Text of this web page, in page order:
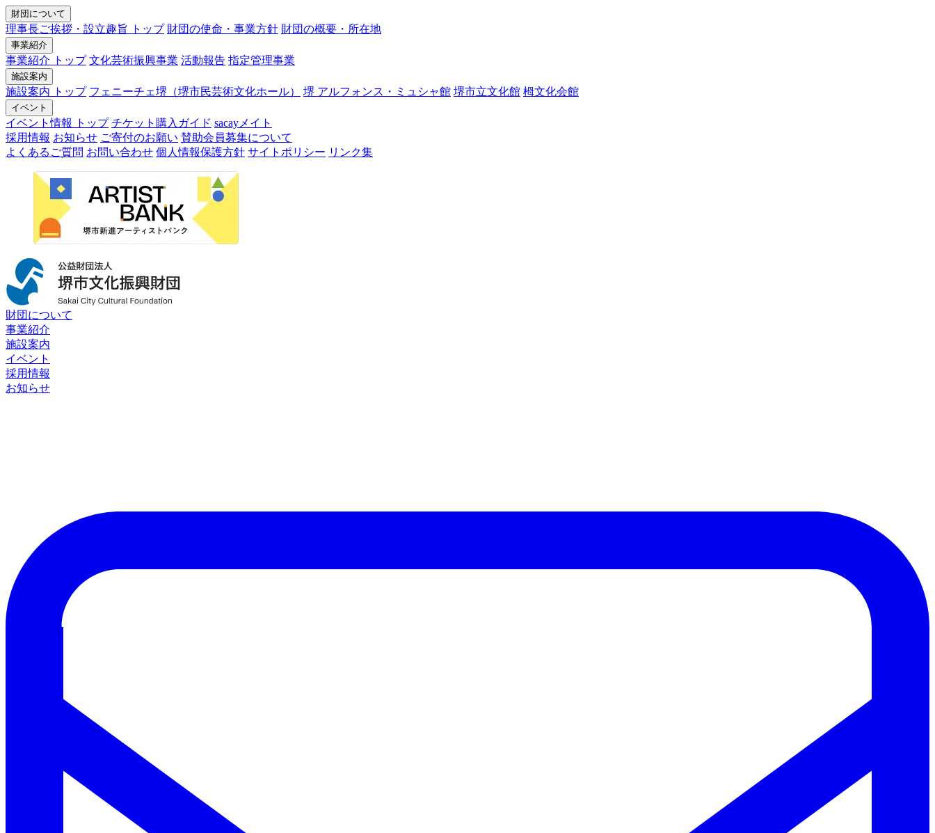
財団について
理事長ご挨拶・設立趣旨 トップ 財団の使命・事業方針 財団の概要・所在地
事業紹介
事業紹介 トップ 文化芸術振興事業 活動報告 指定管理事業
施設案内
施設案内 トップ フェニーチェ堺（堺市民芸術文化ホール） 堺 アルフォンス・ミュシャ館 堺市立文化館 栂文化会館
イベント
イベント情報 トップ チケット購入ガイド sacayメイト
採用情報 お知らせ ご寄付のお願い 賛助会員募集について
よくあるご質問 お問い合わせ 個人情報保護方針 サイトポリシー リンク集
財団について
事業紹介
施設案内
イベント
採用情報
お知らせ